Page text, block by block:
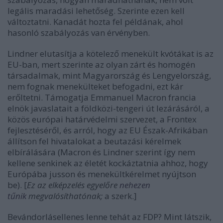
legális maradási lehetőség. Szerinte ezen kell
változtatni. Kanadát hozta fel példának, ahol
hasonló szabályozás van érvényben.
Lindner elutasítja a kötelező menekült kvótákat is az
EU-ban, mert szerinte az olyan zárt és homogén
társadalmak, mint Magyarország és Lengyelország,
nem fognak menekülteket befogadni, ezt kár
erőltetni. Támogatja Emmanuel Macron francia
elnök javaslatait a földközi-tengeri út lezárásáról, a
közös európai határvédelmi szervezet, a Frontex
fejlesztéséről, és arról, hogy az EU Észak-Afrikában
állítson fel hivatalokat a beutazási kérelmek
elbírálására (Macron és Lindner szerint így nem
kellene senkinek az életét kockáztatnia ahhoz, hogy
Európába jusson és menekültkérelmet nyújtson
be). [Ez az elképzelés egyelőre nehezen
tűnik megvalósíthatónak; a szerk.]
Bevándorlásellenes lenne tehát az FDP? Mint látszik,